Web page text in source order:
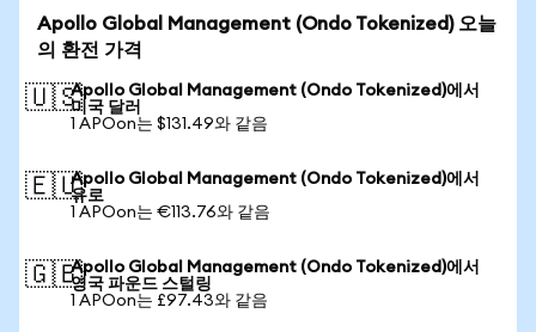
Apollo Global Management (Ondo Tokenized) 오늘
의 환전 가격
🇺🇸Apollo Global Management (Ondo Tokenized)에서
미국 달러
1 APOon는 $131.49와 같음
🇪🇺Apollo Global Management (Ondo Tokenized)에서
유로
1 APOon는 €113.76와 같음
🇬🇧Apollo Global Management (Ondo Tokenized)에서
영국 파운드 스털링
1 APOon는 £97.43와 같음